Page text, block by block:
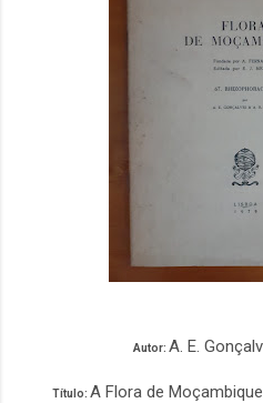
Autor: A. E.
Título: A Flora de